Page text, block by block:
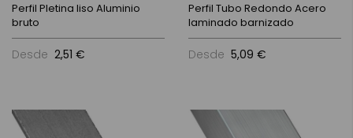
Perfil Pletina liso Aluminio
bruto
Desde 2,51 €
Perfil Tubo Redondo Acero
laminado barnizado
Desde 5,09 €